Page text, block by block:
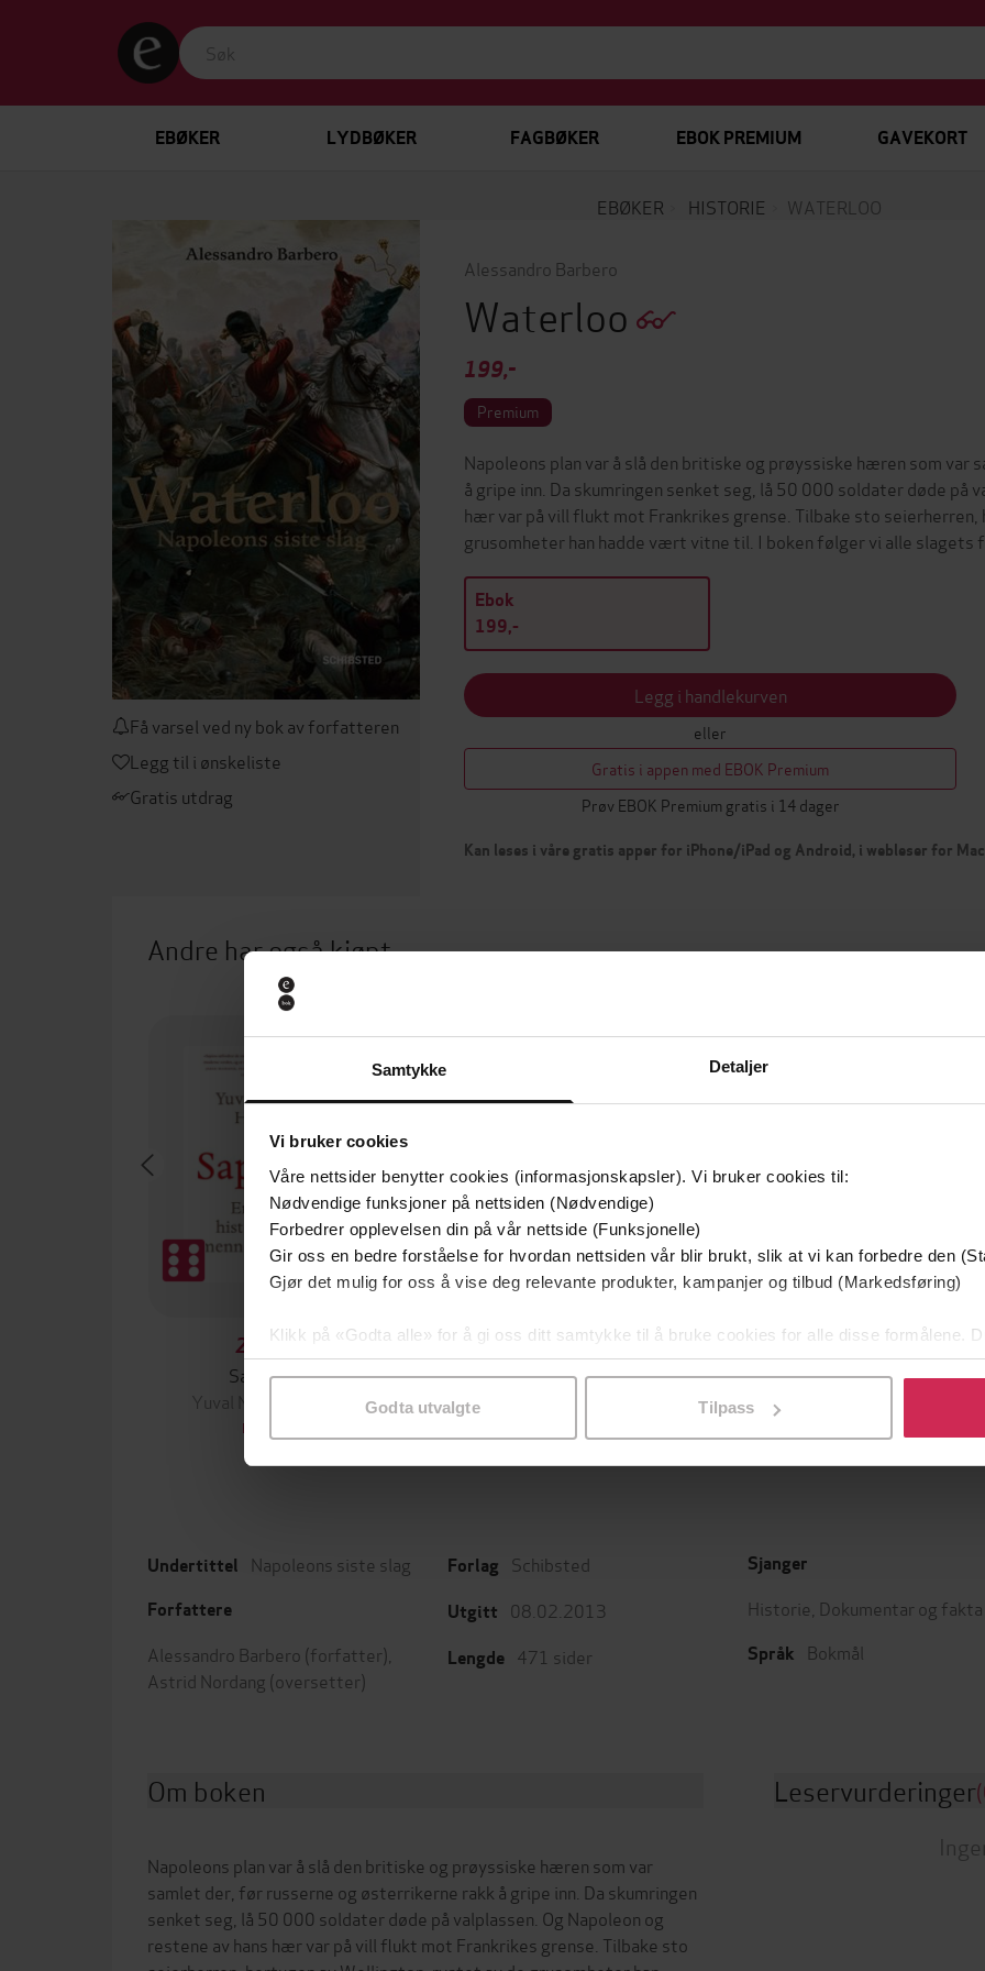
Samtykke Detaljer
Vi bruker cookies
Våre nettsider benytter cookies (informasjonskapsler). Vi bruker cookies til:
Nødvendige funksjoner på nettsiden (Nødvendige)
Forbedrer opplevelsen din på vår nettside (Funksjonelle)
Gir oss en bedre forståelse for hvordan nettsiden vår blir brukt, slik at vi kan forbedre den
Gjør det mulig for oss å vise deg relevante produkter, kampanjer og tilbud (Markedsføring)
Klikk på «Godta alle» for å gi oss ditt samtykke til å bruke cookies for alle disse formålene.
samtykke til spesifikke formål ved å klikke på «Tilpass». Du kan når som helst trekke
Godta utvalgte Tilpass
EBØKER LYDBØKER FAGBØKER EBOK PREMIUM GAVEKORT
EBØKER HISTORIE WATERLOO
Få varsel ved ny bok av forfatteren
Legg til i ønskeliste
Gratis utdrag
Alessandro Barbero
Waterloo
199,-
Premium
Napoleons plan var å slå den britiske og prøyssiske hæren som
å gripe inn. Da skumringen senket seg, lå 50 000 soldater døde på
hær var på vill flukt mot Frankrikes grense. Tilbake sto
grusomheter han hadde vært vitne til. I boken følger vi alle slagets
Ebok
199,-
Legg i handlekurven
eller
Gratis i appen med EBOK Premium
Prøv EBOK Premium gratis i 14 dager
Kan leses i våre gratis apper for iPhone/iPad og Android, i webleser for
Andre har også kjøpt
249,-
Sapiens
Yuval Noah Harari
EBOK
449,-
Hvitekrist
Tore Skeie
249,-
To søstre
Åsne Seierstad
Undertittel Napoleons siste slag
Forfattere
Alessandro Barbero (forfatter),
Astrid Nordang (oversetter)
Forlag Schibsted
Utgitt 08.02.2013
Lengde 471 sider
Sjanger
Historie Dokumentar og fakta
Språk Bokmål
Om boken
Napoleons plan var å slå den britiske og prøyssiske hæren som var
samlet der, før russerne og østerrikerne rakk å gripe inn. Da skumringen
senket seg, lå 50 000 soldater døde på valplassen. Og Napoleon og
restene av hans hær var på vill flukt mot Frankrikes grense. Tilbake sto
Leservurderinger